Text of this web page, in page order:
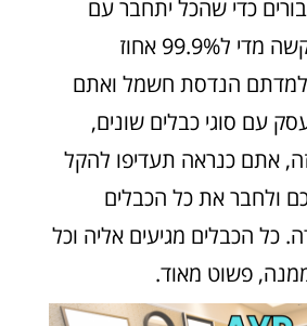
כדי שהכל יתחבר עם
הכל, וזו עבודה קשה מדי ל99.9% אחוז
למדתם הנדסת חשמל ואתם
עם סוגי כבלים שונים,
אתם כנראה תעדיפו להקל
ולחבר את כל הכבלים
כל הכבלים מגיעים אליה וכל
פשוט מאוד.